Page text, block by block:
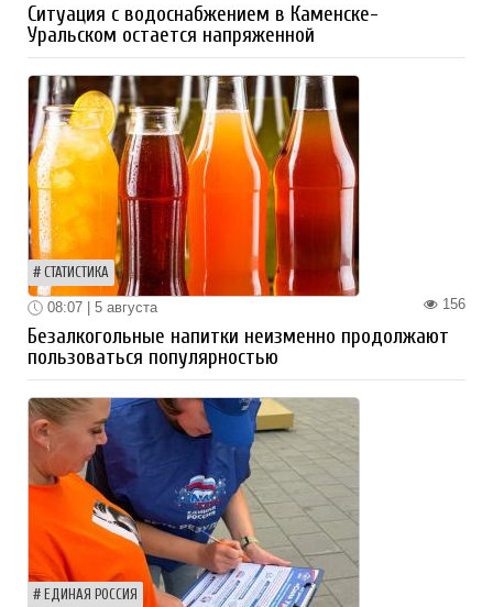
Ситуация с водоснабжением в Каменске-
Уральском остается напряженной
СТАТИСТИКА
156
08:07 | 5 августа
Безалкогольные напитки неизменно продолжают
пользоваться популярностью
ЕДИНАЯ РОССИЯ